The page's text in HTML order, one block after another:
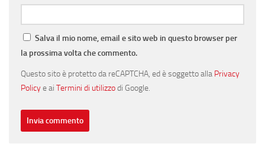
Salva il mio nome, email e sito web in questo browser per
la prossima volta che commento.
Questo sito è protetto da reCAPTCHA, ed è soggetto alla Privacy
Policye ai Termini di utilizzodi Google.